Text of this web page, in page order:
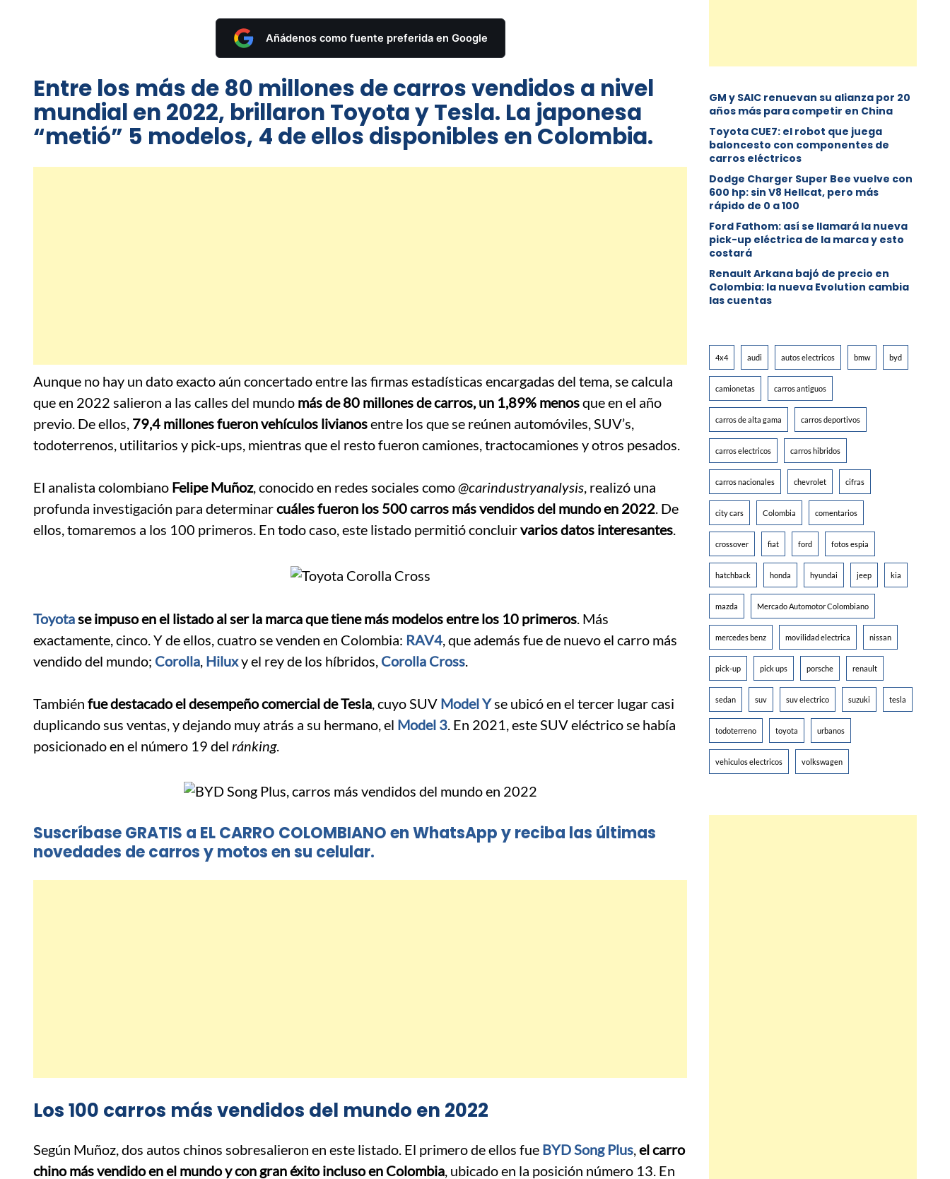
Añádenos como fuente preferida en Google
Entre los más de 80 millones de carros vendidos a nivel
mundial en 2022, brillaron Toyota y Tesla. La japonesa
“metió” 5 modelos, 4 de ellos disponibles en Colombia.
Aunque no hay un dato exacto aún concertado entre las firmas estadísticas encargadas del tema, se calcula
que en 2022 salieron a las calles del mundo más de 80 millones de carros, un 1,89% menosque en el año
previo. De ellos, 79,4 millones fueron vehículos livianosentre los que se reúnen automóviles, SUV’s,
todoterrenos, utilitarios y pick-ups, mientras que el resto fueron camiones, tractocamiones y otros pesados.
El analista colombiano Felipe Muñoz, conocido en redes sociales como@carindustryanalysis, realizó una
profunda investigación para determinarcuáles fueron los 500 carros más vendidos del mundo en 2022. De
ellos, tomaremos a los 100 primeros. En todo caso, este listado permitió concluirvarios datos interesantes.
Toyota se impuso en el listado al ser la marca que tiene más modelos entre los 10 primeros . Más
exactamente, cinco. Y de ellos, cuatro se venden en Colombia: RAV4 , que además fue de nuevo el carro más
vendido del mundo; Corolla Hiluxy el rey de los híbridos, Corolla Cross
También fue destacado el desempeño comercial de Tesla , cuyo SUV Model Yse ubicó en el tercer lugar casi
duplicando sus ventas, y dejando muy atrás a su hermano, el Model 3 . En 2021, este SUV eléctrico se había
posicionado en el número 19 del ránking.
Suscríbase GRATIS a EL CARRO COLOMBIANO en WhatsApp y reciba las últimas
novedades de carros y motos en su celular.
Los 100 carros más vendidos del mundo en 2022
Según Muñoz, dos autos chinos sobresalieron en este listado. El primero de ellos fue BYD Song Plus,el carro
chino más vendido en el mundo y con gran éxito incluso en Colombia, ubicado en la posición número 13. En
GM y SAIC renuevan su alianza por 20
años más para competir en China
Toyota CUE7: el robot que juega
baloncesto con componentes de
carros eléctricos
Dodge Charger Super Bee vuelve con
600 hp: sin V8 Hellcat, pero más
rápido de 0 a 100
Ford Fathom: así se llamará la nueva
pick-up eléctrica de la marca y esto
costará
Renault Arkana bajó de precio en
Colombia: la nueva Evolution cambia
las cuentas
4x4 audi autos electricos bmw byd
camionetas carros antiguos
carros de alta gama carros deportivos
carros electricos carros hibridos
carros nacionales chevrolet cifras
city cars Colombia comentarios
crossover fiat ford fotos espia
hatchback honda hyundai jeep kia
mazda Mercado Automotor Colombiano
mercedes benz movilidad electrica nissan
pick-up pick ups porsche renault
sedan suv suv electrico suzuki tesla
todoterreno toyota urbanos
vehiculos electricos volkswagen